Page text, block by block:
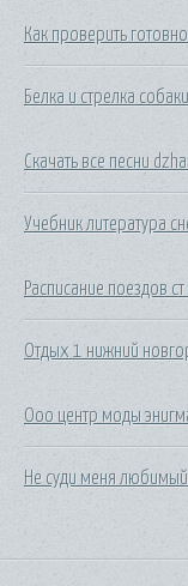
Как проверить
Белка и стрелка
Скачать все песни
Учебник литература
Расписание поездов
Отдых 1 нижний
Ооо центр моды
Не суди меня любимый